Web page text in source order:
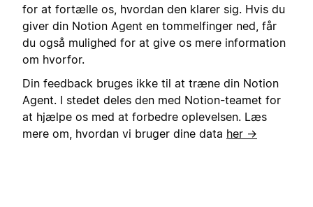
for at fortælle os, hvordan den klarer sig. Hvis du
giver din Notion Agent en tommelfinger ned, får
du også mulighed for at give os mere information
om hvorfor.
Din feedback bruges ikke til at træne din Notion
Agent. I stedet deles den med Notion-teamet for
at hjælpe os med at forbedre oplevelsen. Læs
mere om, hvordan vi bruger dine data her →